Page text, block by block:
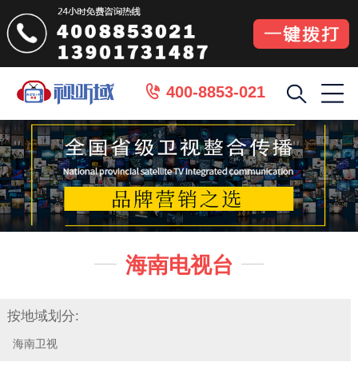
 400-8853-021
 海南电视台 
按地域划分:
海南卫视